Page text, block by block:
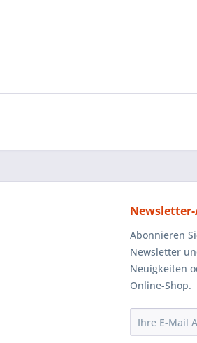
Abonnieren
Newsletter
Neuigkeiten
Online-Shop.